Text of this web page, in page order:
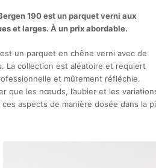
190 est un parquet verni aux
et larges. À un prix abordable.
un parquet en chêne verni avec de
La collection est aléatoire et requiert
et mûrement réfléchie.
que les nœuds, l’aubier et les
aspects de manière dosée dans la